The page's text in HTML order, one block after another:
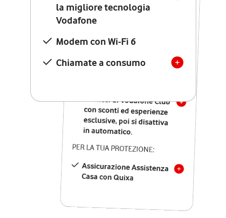
la migliore tecnologia
Vodafone
Modem con Wi-Fi 6
Chiamate a consumo
Vodafone
Modem Seven con Wi-Fi 7
Chiamate illimitate verso
numeri fissi e mobili
nazionali
12 mesi di Vodafone Club
con sconti ed esperienze
esclusive, poi si disattiva
in automatico.
PER LA TUA PROTEZIONE:
Assicurazione Assistenza
Casa con Quixa